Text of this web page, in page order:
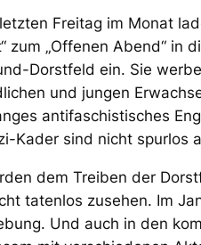
Freitag im Monat
zum „Offenen Abend“ in
Dorstfeld ein. Sie
und jungen
antifaschistisches
Kader sind nicht spurlos
dem Treiben der
tatenlos zusehen. Im
Und auch in den